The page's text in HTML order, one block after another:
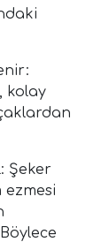
kolay
Şeker